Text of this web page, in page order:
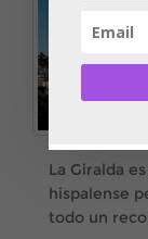
La Giralda
hispalense
todo un